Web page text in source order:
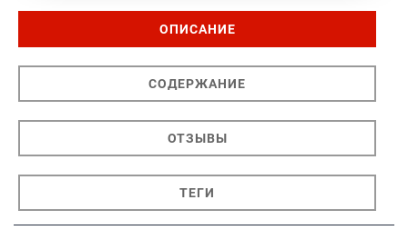
ОПИСАНИЕ
СОДЕРЖАНИЕ
ОТЗЫВЫ
ТЕГИ